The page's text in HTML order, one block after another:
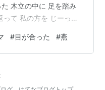
木立の中に 足を踏み
て 私の方を じーっと
たみたい だけど 子ギツ
ーっ じーっ ちょっと 我
以前 出会った 狐は 大
#目が合った #燕